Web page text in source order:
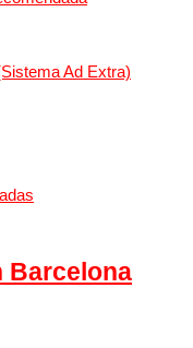
Ad Extra)
Barcelona